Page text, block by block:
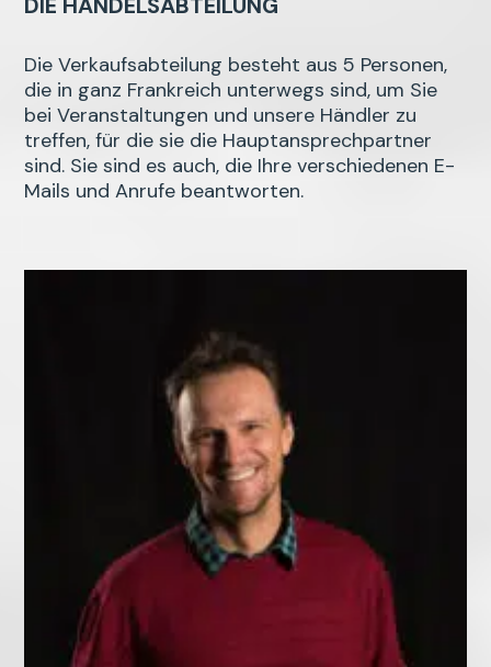
DIE HANDELSABTEILUNG
Die Verkaufsabteilung besteht aus 5 Personen,
die in ganz Frankreich unterwegs sind, um Sie
bei Veranstaltungen und unsere Händler zu
treffen, für die sie die Hauptansprechpartner
sind. Sie sind es auch, die Ihre verschiedenen E-
Mails und Anrufe beantworten.